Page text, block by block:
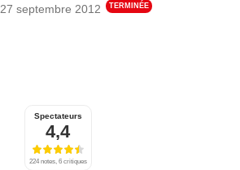
27 septembre 2012
TERMINÉE
Spectateurs
4,4
224 notes, 6 critiques